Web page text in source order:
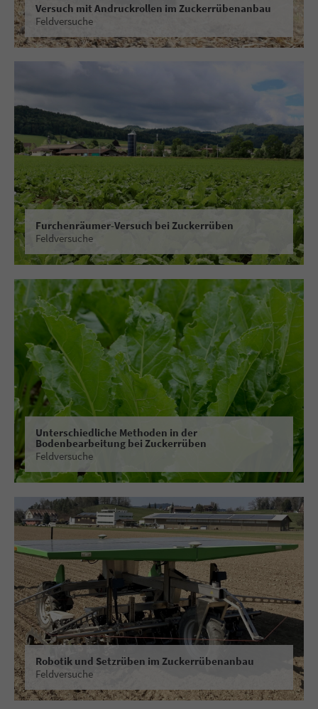
Versuch mit Andruckrollen im Zuckerrübenanbau
Feldversuche
Furchenräumer-Versuch bei Zuckerrüben
Feldversuche
Unterschiedliche Methoden in der
Bodenbearbeitung bei Zuckerrüben
Feldversuche
Robotik und Setzrüben im Zuckerrübenanbau
Feldversuche